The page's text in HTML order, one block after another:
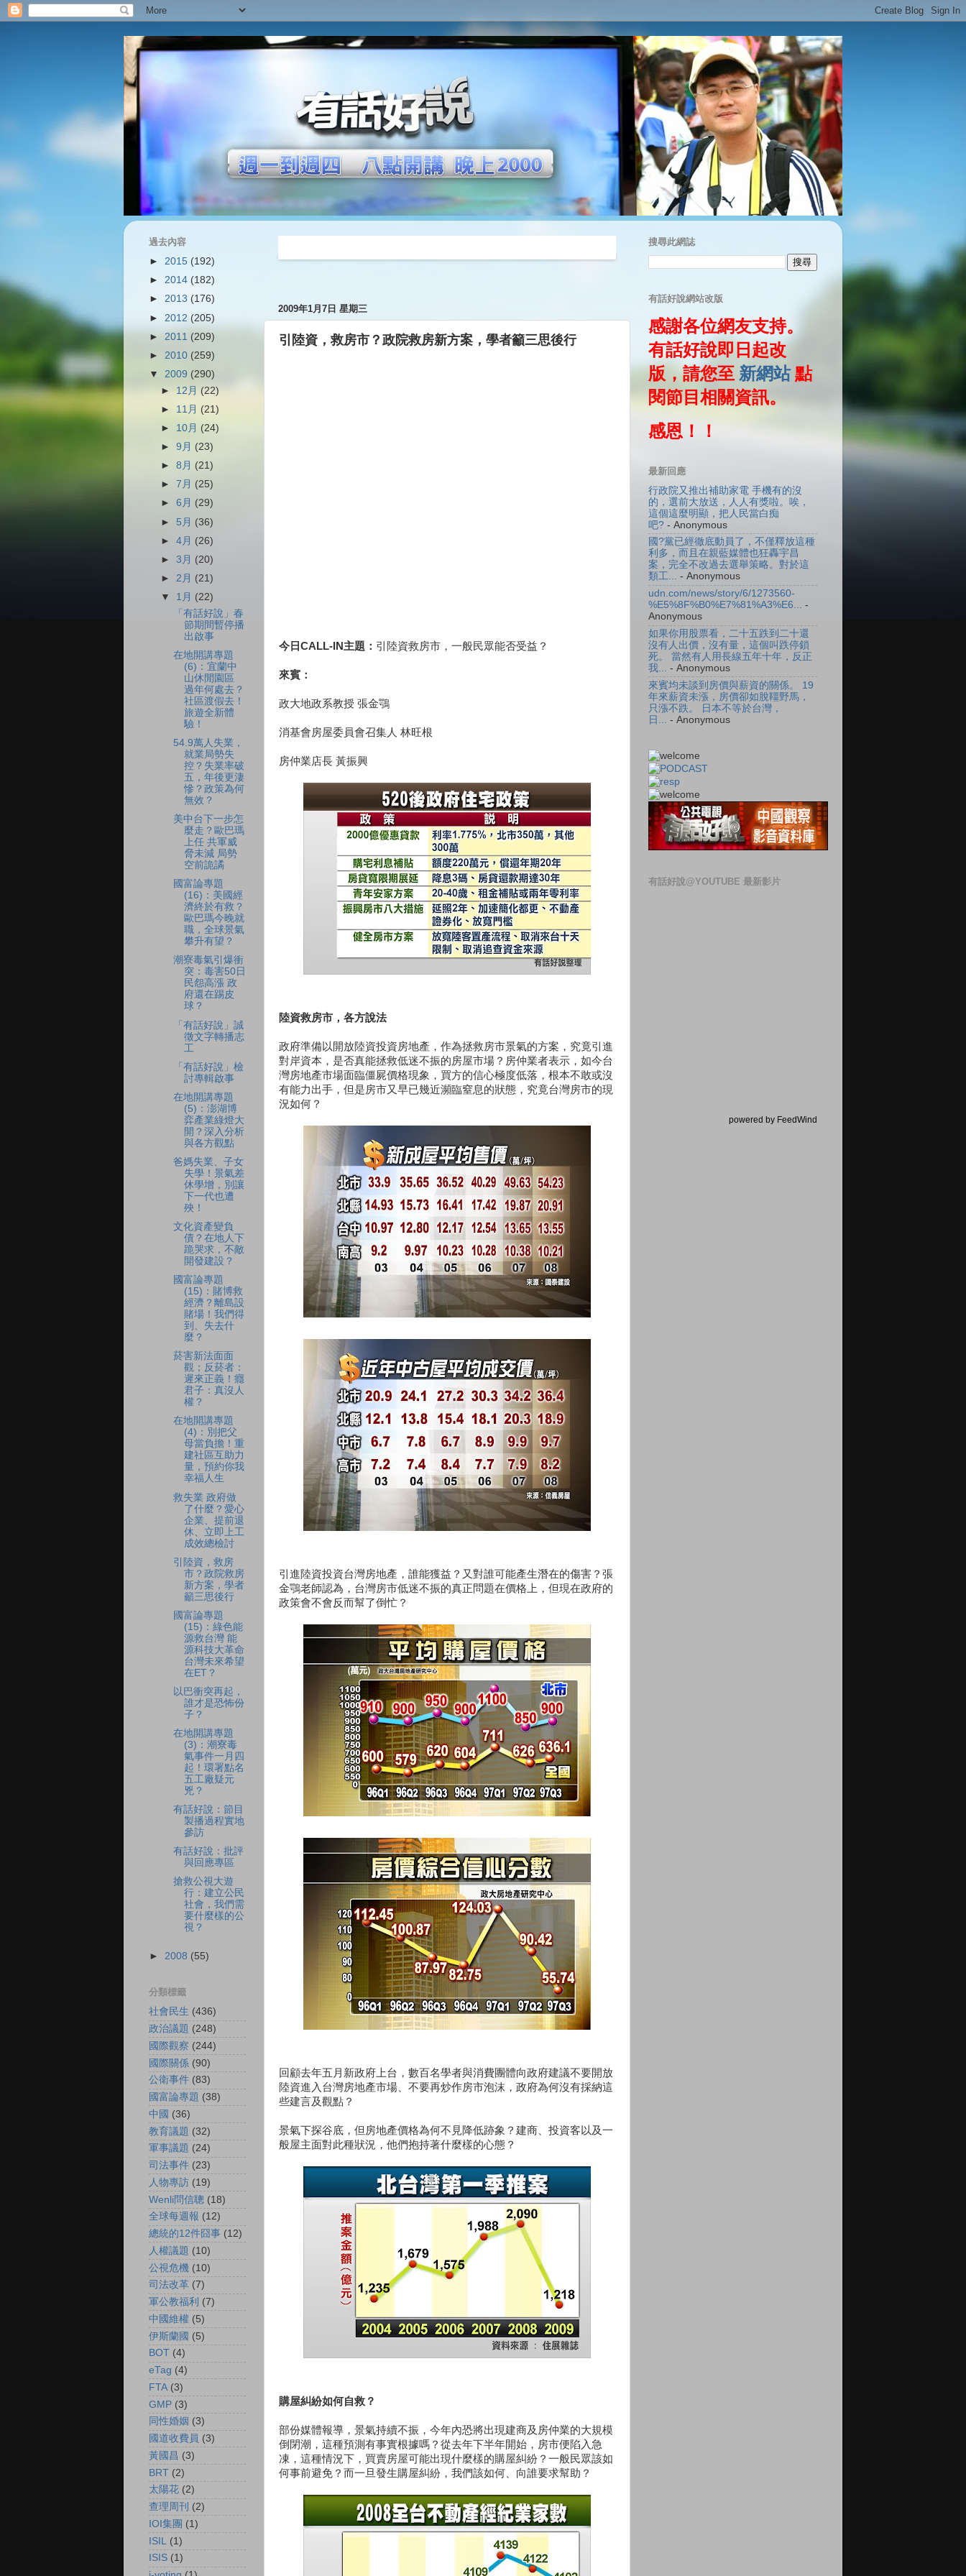
2009年1月7日 星期三
引陸資，救房市？政院救房新方案，學者籲三思後行
今日CALL-IN主題： 引陸資救房市，一般民眾能否受益？
來賓：
政大地政系教授 張金鶚
消基會房屋委員會召集人 林旺根
房仲業店長 黃振興
陸資救房市，各方說法
政府準備以開放陸資投資房地產，作為拯救房市景氣的方案，究竟引進
對岸資本，是否真能拯救低迷不振的房屋市場？房仲業者表示，如今台
灣房地產市場面臨僵屍價格現象，買方的信心極度低落，根本不敢或沒
有能力出手，但是房市又早已幾近瀕臨窒息的狀態，究竟台灣房市的現
況如何？
引進陸資投資台灣房地產，誰能獲益？又對誰可能產生潛在的傷害？張
金鶚老師認為，台灣房市低迷不振的真正問題在價格上，但現在政府的
政策會不會反而幫了倒忙？
回顧去年五月新政府上台，數百名學者與消費團體向政府建議不要開放
陸資進入台灣房地產市場、不要再炒作房市泡沫，政府為何沒有採納這
些建言及觀點？
景氣下探谷底，但房地產價格為何不見降低跡象？建商、投資客以及一
般屋主面對此種狀況，他們抱持著什麼樣的心態？
購屋糾紛如何自救？
部份媒體報導，景氣持續不振，今年內恐將出現建商及房仲業的大規模
倒閉潮，這種預測有事實根據嗎？從去年下半年開始，房市便陷入急
凍，這種情況下，買賣房屋可能出現什麼樣的購屋糾紛？一般民眾該如
何事前避免？而一旦發生購屋糾紛，我們該如何、向誰要求幫助？
過去內容
► 2015 (192)
► 2014 (182)
► 2013 (176)
► 2012 (205)
► 2011 (209)
► 2010 (259)
▼ 2009 (290)
► 12月 (22)
► 11月 (21)
► 10月 (24)
►9月 (23)
►8月 (21)
►7月 (25)
►6月 (29)
► 5月 (36)
►4月 (26)
►3月 (20)
► 2月 (21)
▼ 1月 (22)
「有話好說」春
節期間暫停播
出啟事
在地開講專題
(6)：宜蘭中
山休閒園區
過年何處去？
社區渡假去！
旅遊全新體
驗！
54.9萬人失業，
就業局勢失
控？失業率破
五，年後更淒
慘？政策為何
無效？
美中台下一步怎
麼走？歐巴瑪
上任 共軍威
脅未減 局勢
空前詭譎
國富論專題
(16)：美國經
濟終於有救？
歐巴瑪今晚就
職，全球景氣
攀升有望？
潮寮毒氣引爆衝
突：毒害50日
民怨高漲 政
府還在踢皮
球？
「有話好說」誠
徵文字轉播志
工
「有話好說」檢
討專輯啟事
在地開講專題
(5)：澎湖博
弈產業綠燈大
開？深入分析
與各方觀點
爸媽失業、子女
失學！景氣差
休學增，別讓
下一代也遭
殃！
文化資產變負
債？在地人下
跪哭求，不敵
開發建設？
國富論專題
(15)：賭博救
經濟？離島設
賭場！我們得
到、失去什
麼？
菸害新法面面
觀；反菸者：
遲來正義！癮
君子：真沒人
權？
在地開講專題
(4)：別把父
母當負擔！重
建社區互助力
量，預約你我
幸福人生
救失業 政府做
了什麼？愛心
企業、提前退
休、立即上工
成效總檢討
引陸資，救房
市？政院救房
新方案，學者
籲三思後行
國富論專題
(15)：綠色能
源救台灣 能
源科技大革命
台灣未來希望
在ET？
以巴衝突再起，
誰才是恐怖份
子？
在地開講專題
(3)：潮寮毒
氣事件一月四
起！環署點名
五工廠疑元
兇？
有話好說：節目
製播過程實地
參訪
有話好說：批評
與回應專區
搶救公視大遊
行：建立公民
社會，我們需
要什麼樣的公
視？
► 2008 (55)
分類標籤
社會民生 (436)
政治議題 (248)
國際觀察 (244)
國際關係 (90)
公衛事件 (83)
國富論專題 (38)
中國 (36)
教育議題 (32)
軍事議題 (24)
司法事件 (23)
人物專訪 (19)
Wenli問信聰 (18)
全球每週報 (12)
總統的12件囧事 (12)
人權議題 (10)
公視危機 (10)
司法改革 (7)
軍公教福利 (7)
中國維權 (5)
伊斯蘭國 (5)
BOT (4)
eTag (4)
FTA (3)
GMP (3)
同性婚姻 (3)
國道收費員 (3)
黃國昌 (3)
BRT (2)
太陽花 (2)
查理周刊 (2)
IOI集團 (1)
ISIL
(1)
ISIS (1)
搜尋此網誌
有話好說網站改版
感謝各位網友支持。
有話好說即日起改
版，請您至 新網站點
閱節目相關資訊。
感恩！！
最新回應
行政院又推出補助家電 手機有的沒
的，選前大放送，人人有獎啦。唉，
這個這麼明顯，把人民當白痴
吧? - Anonymous
國?黨已經徹底動員了，不僅釋放這種
利多，而且在親藍媒體也狂轟宇昌
案，完全不改過去選舉策略。對於這
類工... - Anonymous
udn.com/news/story/6/1273560-
%E5%8F%B0%E7%81%A3%E6... -
Anonymous
如果你用股票看，二十五跌到二十還
沒有人出價，沒有量，這個叫跌停鎖
死。 當然有人用長線五年十年，反正
我...
- Anonymous
來賓均未談到房價與薪資的關係。 19
年來薪資未漲，房價卻如脫韁野馬，
只漲不跌。 日本不等於台灣，
日...
- Anonymous
有話好說@YOUTUBE 最新影片
powered by FeedWind